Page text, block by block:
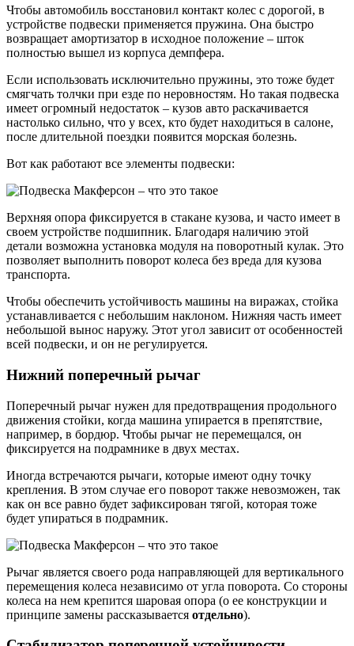
Чтобы автомобиль восстановил контакт колес с дорогой, в
устройстве подвески применяется пружина. Она быстро
возвращает амортизатор в исходное положение – шток
полностью вышел из корпуса демпфера.
Если использовать исключительно пружины, это тоже будет
смягчать толчки при езде по неровностям. Но такая подвеска
имеет огромный недостаток – кузов авто раскачивается
настолько сильно, что у всех, кто будет находиться в салоне,
после длительной поездки появится морская болезнь.
Вот как работают все элементы подвески:
Верхняя опора фиксируется в стакане кузова, и часто имеет в
своем устройстве подшипник. Благодаря наличию этой
детали возможна установка модуля на поворотный кулак. Это
позволяет выполнить поворот колеса без вреда для кузова
транспорта.
Чтобы обеспечить устойчивость машины на виражах, стойка
устанавливается с небольшим наклоном. Нижняя часть имеет
небольшой вынос наружу. Этот угол зависит от особенностей
всей подвески, и он не регулируется.
Нижний поперечный рычаг
Поперечный рычаг нужен для предотвращения продольного
движения стойки, когда машина упирается в препятствие,
например, в бордюр. Чтобы рычаг не перемещался, он
фиксируется на подрамнике в двух местах.
Иногда встречаются рычаги, которые имеют одну точку
крепления. В этом случае его поворот также невозможен, так
как он все равно будет зафиксирован тягой, которая тоже
будет упираться в подрамник.
Рычаг является своего рода направляющей для вертикального
перемещения колеса независимо от угла поворота. Со стороны
колеса на нем крепится шаровая опора (о ее конструкции и
принципе замены рассказывается отдельно).